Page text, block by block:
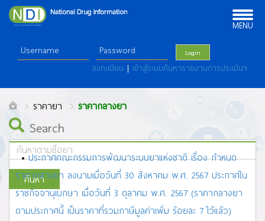
Toggle
navigation
MENU
Login
ลงทะเบียน | เข้าสู่ระบบค้นหารายงานการประเมินฯ
ราคายา ราคากลางยา
Search
ค้นหา
ALL A B C D E F G H I J K L M N O P Q R S T U V W
•ประกาศคณะกรรมการพัฒนาระบบยาแห่งชาติ เรื่อง กำหนด
ราคากลางยา ลงนามเมื่อวันที่ 30 สิงหาคม พ.ศ. 2567 ประกาศใน
ราชกิจจานุเบกษา เมื่อวันที่ 3 ตุลาคม พ.ศ. 2567 (ราคากลางยา
ตามประกาศนี้ เป็นราคาที่รวมภาษีมูลค่าเพิ่ม ร้อยละ 7 ไว้แล้ว)